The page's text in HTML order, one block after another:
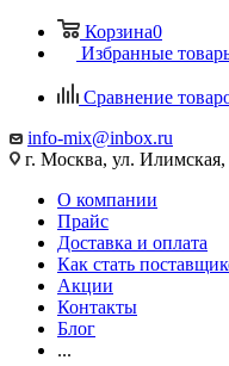
Корзина0
Избранные
Сравнение
info-mix@inbox.ru
г. Москва, ул.
О компании
Прайс
Доставка и оплата
Как стать
Акции
Контакты
Блог
...